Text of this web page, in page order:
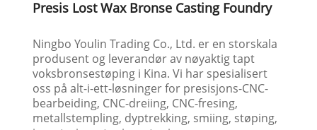
Presis Lost Wax Bronse Casting Foundry
Ningbo Youlin Trading Co., Ltd. er en storskala
produsent og leverandør av nøyaktig tapt
voksbronsestøping i Kina. Vi har spesialisert
oss på alt-i-ett-løsninger for presisjons-CNC-
bearbeiding, CNC-dreiing, CNC-fresing,
metallstempling, dyptrekking, smiing, støping,